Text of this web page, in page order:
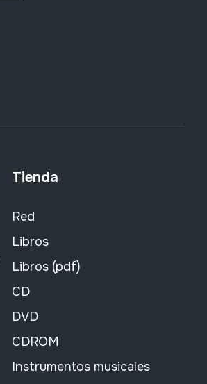
Tienda
Red
Libros
Libros (pdf)
CD
DVD
CDROM
Instrumentos musicales